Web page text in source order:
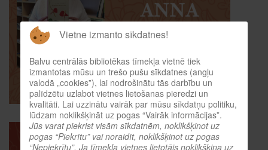
Vietne izmanto sīkdatnes!
Balvu centrālās bibliotēkas tīmekļa vietnē tiek
izmantotas mūsu un trešo pušu sīkdatnes (angļu
valodā „cookies”), lai nodrošinātu tās darbību un
palīdzētu uzlabot vietnes lietošanas pieredzi un
kvalitāti. Lai uzzinātu vairāk par mūsu sīkdatņu politiku,
lūdzam noklikšķināt uz pogas “Vairāk informācijas”.
Jūs varat piekrist visām sīkdatnēm, noklikšķinot uz
pogas “Piekrītu” vai noraidīt, noklikšķinot uz pogas
“Nepiekrītu”. Ja tīmekļa vietnes lietotājs noklikšķina uz